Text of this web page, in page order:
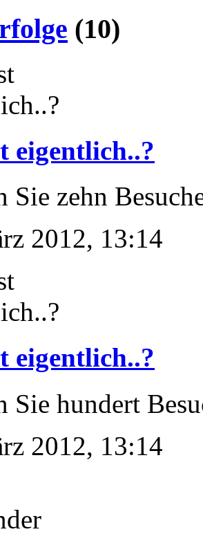
(10)
eigentlich..?
Sie zehn
2012, 13:14
eigentlich..?
Sie hundert
2012, 13:14